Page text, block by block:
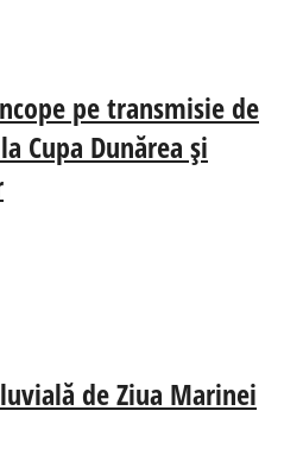
pe transmisie de
Cupa Dunărea și
de Ziua Marinei